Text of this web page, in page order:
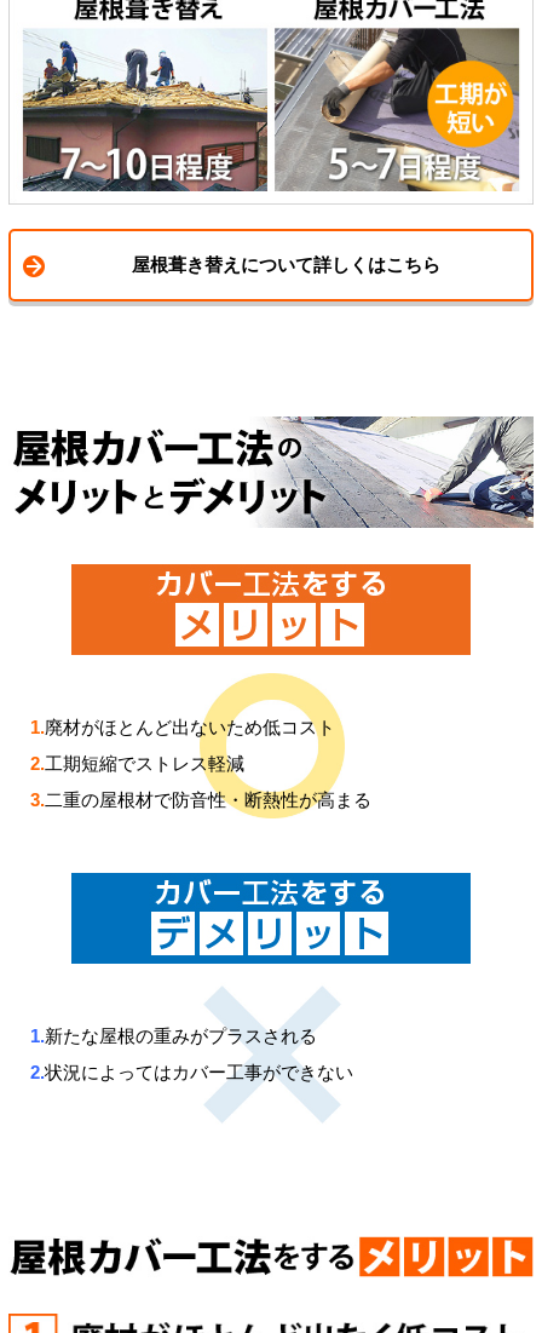
屋根葺き替えについて詳しくはこちら
1.廃材がほとんど出ないため低コスト
2.工期短縮でストレス軽減
3.二重の屋根材で防音性・断熱性が高まる
1.新たな屋根の重みがプラスされる
2.状況によってはカバー工事ができない